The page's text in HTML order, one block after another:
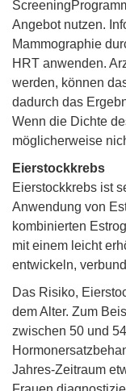
Angebot nutzen.
Mammographie
HRT anwenden.
werden, können
dadurch das
Wenn die Dichte
möglicherweise
Eierstockkrebs
Eierstockkrebs ist
Anwendung von
kombinierten
mit einem leicht
entwickeln,
Das Risiko,
dem Alter. Zum
zwischen 50 und
Jahres-Zeitraum